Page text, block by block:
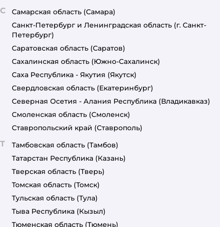
С Самарская область (Самара)
Санкт-Петербург и Ленинградская область (г. Санкт-
Петербург)
Саратовская область (Саратов)
Сахалинская область (Южно-Сахалинск)
Саха Республика - Якутия (Якутск)
Свердловская область (Екатеринбург)
Северная Осетия - Алания Республика (Владикавказ)
Смоленская область (Смоленск)
Ставропольский край (Ставрополь)
Т Тамбовская область (Тамбов)
Татарстан Республика (Казань)
Тверская область (Тверь)
Томская область (Томск)
Тульская область (Тула)
Тыва Республика (Кызыл)
Тюменская область (Тюмень)